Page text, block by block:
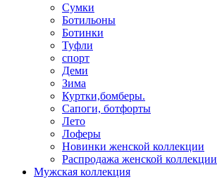
Сумки
Ботильоны
Ботинки
Туфли
спорт
Деми
Зима
Куртки,бомберы.
Сапоги, ботфорты
Лето
Лоферы
Новинки женской коллекции
Распродажа женской коллекции
Мужская коллекция